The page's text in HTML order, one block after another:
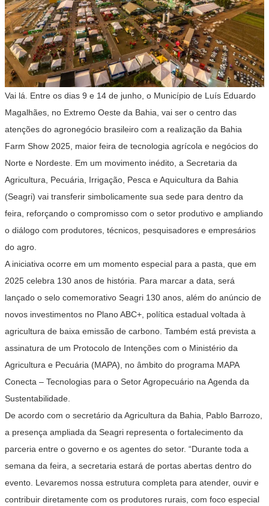
Vai lá. Entre os dias 9 e 14 de junho, o Município de Luís Eduardo
Magalhães, no Extremo Oeste da Bahia, vai ser o centro das
atenções do agronegócio brasileiro com a realização da Bahia
Farm Show 2025, maior feira de tecnologia agrícola e negócios do
Norte e Nordeste. Em um movimento inédito, a Secretaria da
Agricultura, Pecuária, Irrigação, Pesca e Aquicultura da Bahia
(Seagri) vai transferir simbolicamente sua sede para dentro da
feira, reforçando o compromisso com o setor produtivo e ampliando
o diálogo com produtores, técnicos, pesquisadores e empresários
do agro.
A iniciativa ocorre em um momento especial para a pasta, que em
2025 celebra 130 anos de história. Para marcar a data, será
lançado o selo comemorativo Seagri 130 anos, além do anúncio de
novos investimentos no Plano ABC+, política estadual voltada à
agricultura de baixa emissão de carbono. Também está prevista a
assinatura de um Protocolo de Intenções com o Ministério da
Agricultura e Pecuária (MAPA), no âmbito do programa MAPA
Conecta – Tecnologias para o Setor Agropecuário na Agenda da
Sustentabilidade.
De acordo com o secretário da Agricultura da Bahia, Pablo Barrozo,
a presença ampliada da Seagri representa o fortalecimento da
parceria entre o governo e os agentes do setor. “Durante toda a
semana da feira, a secretaria estará de portas abertas dentro do
evento. Levaremos nossa estrutura completa para atender, ouvir e
contribuir diretamente com os produtores rurais, com foco especial